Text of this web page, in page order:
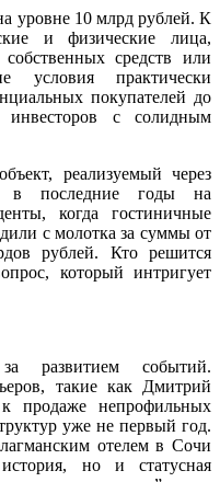
уровне 10 млрд рублей. К
и физические лица,
средств или
условия практически
покупателей до
с солидным
реализуемый через
в последние годы на
когда гостиничные
с молотка за суммы от
рублей. Кто решится
который интригует
развитием событий.
такие как Дмитрий
продаже непрофильных
уже не первый год.
отелем в Сочи
но и статусная